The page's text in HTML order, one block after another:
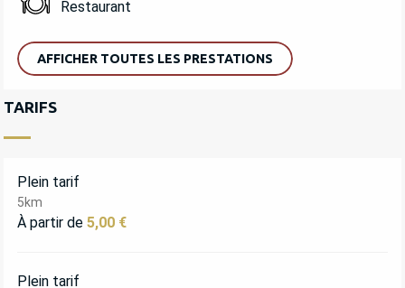
Restaurant
AFFICHER TOUTES LES PRESTATIONS
TARIFS
Plein tarif
5km
À partir de 5,00 €
Plein tarif